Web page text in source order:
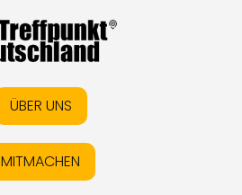
ÜBER UNS
MITMACHEN